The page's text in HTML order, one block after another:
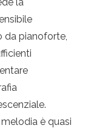
pianoforte,
è quasi